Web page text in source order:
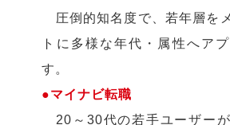
圧倒的知名度で、若年層を
トに多様な年代・属性へア
す。
●マイナビ転職
20～30代の若手ユーザー